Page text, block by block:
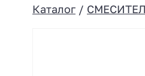
Каталог /